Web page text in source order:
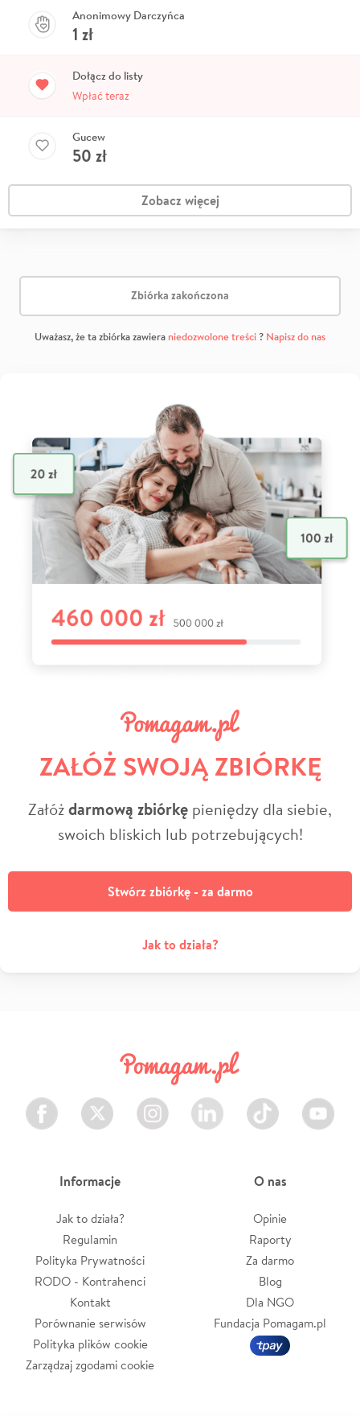
Anonimowy Darczyńca
1 zł
Dołącz do listy
Wpłać teraz
Gucew
50 zł
Zobacz więcej
Zbiórka zakończona
Uważasz, że ta zbiórka zawiera niedozwolone treści? Napisz do nas
ZAŁÓŻ SWOJĄ ZBIÓRKĘ
Załóżdarmową zbiórkę pieniędzy dla siebie,
swoich bliskich lub potrzebujących!
Stwórz zbiórkę - za darmo
Jak to działa?
Facebook Twitter Instagram LinkedIn TikTok Youtube
Informacje
Jak to działa?
Regulamin
Polityka Prywatności
RODO - Kontrahenci
Kontakt
Porównanie serwisów
Polityka plików cookie
Zarządzaj zgodami cookie
O nas
Opinie
Raporty
Za darmo
Blog
Dla NGO
Fundacja Pomagam.pl